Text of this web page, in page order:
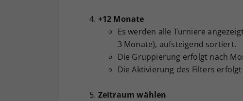
+12 Monate
Es werden alle Turniere
3 Monate), aufsteigend sortiert.
Die Gruppierung erfolgt nach
Die Aktivierung des Filters
Zeitraum wählen